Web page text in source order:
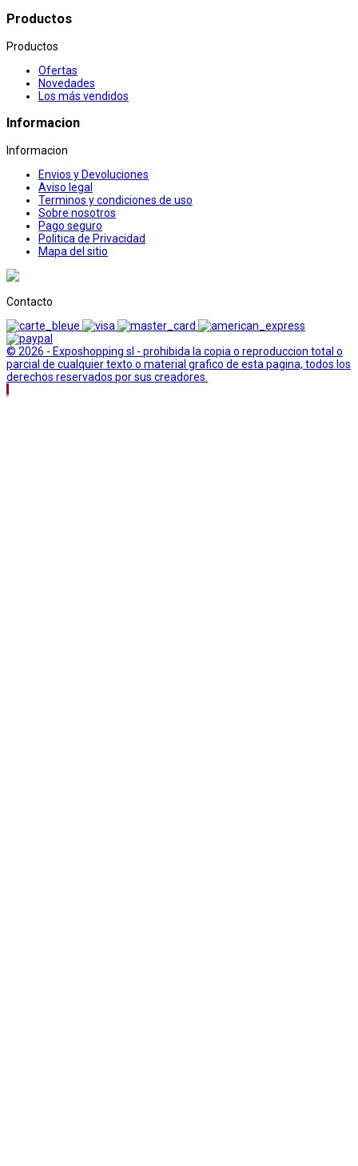
Productos
Productos
Ofertas
Novedades
Los más vendidos
Informacion
Informacion
Envios y Devoluciones
Aviso legal
Terminos y condiciones de uso
Sobre nosotros
Pago seguro
Politica de Privacidad
Mapa del sitio
Contacto
© 2026 - Exposhopping sl - prohibida la copia o reproduccion total o
parcial de cualquier texto o material grafico de esta pagina, todos los
derechos reservados por sus creadores.